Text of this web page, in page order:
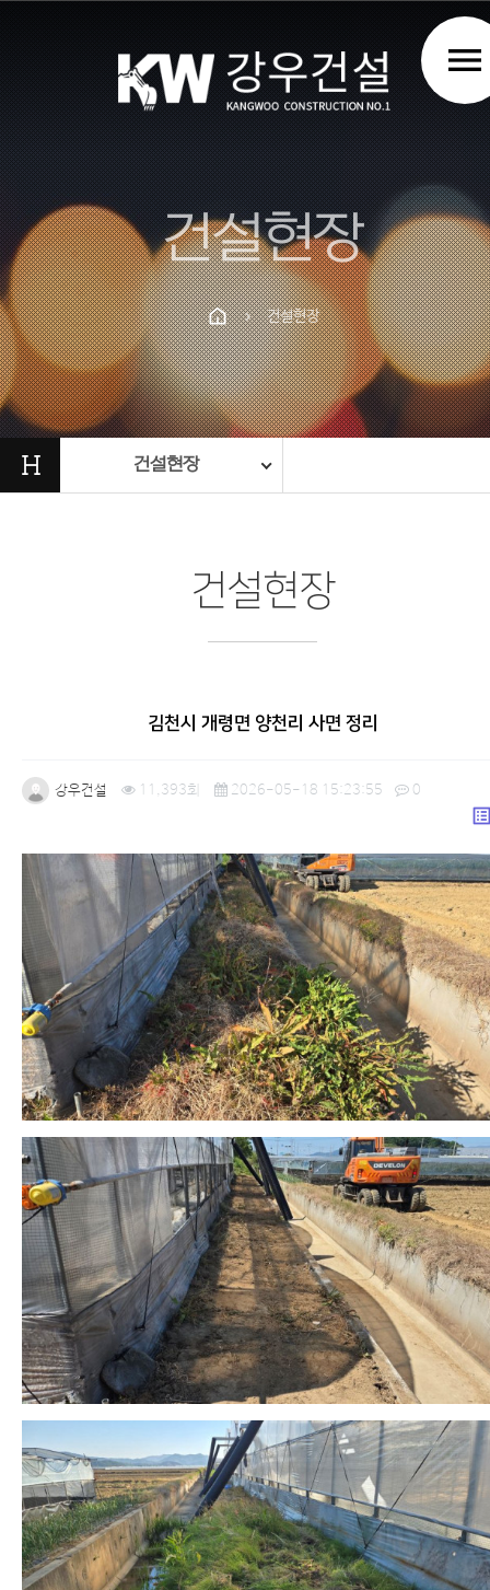
PrevNext
menu
건설현장
chevron_right 건설현장
H 건설현장
건설현장
김천시 개령면 양천리 사면 정리
강우건설 11,393회 2026-05-18 15:23:55 0